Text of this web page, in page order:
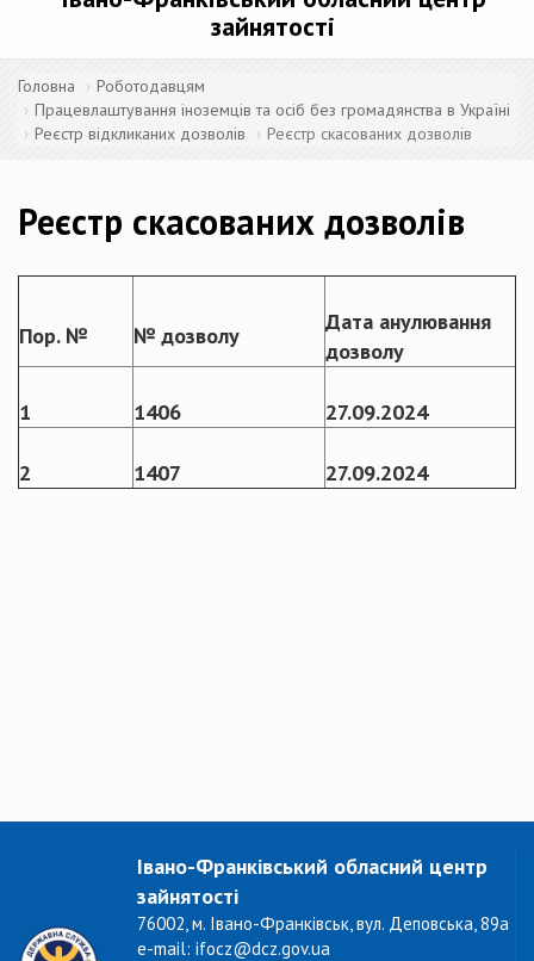
зайнятості
Головна
Роботодавцям
Працевлаштування іноземців та осіб без громадянства в Україні
Реєстр відкликаних дозволів
Реєстр скасованих дозволів
Реєстр скасованих дозволів
Пор. № № дозволу
Дата анулювання
дозволу
1 1406 27.09.2024
2 1407 27.09.2024
Івано-Франківський обласний центр
зайнятості
76002, м. Івано-Франківськ, вул. Деповська, 89а
e-mail: ifocz@dcz.gov.ua